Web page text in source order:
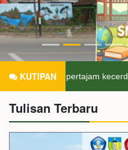
KUTIPANkecerdasan,
Tulisan Terbaru